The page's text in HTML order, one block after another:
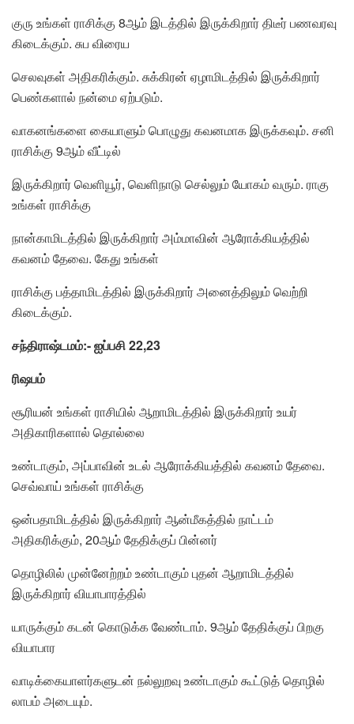
குரு உங்கள் ராசிக்கு 8ஆம் இடத்தில் இருக்கிறார் திடீர் பணவரவு
கிடைக்கும். சுப விரைய
செலவுகள் அதிகரிக்கும். சுக்கிரன் ஏழாமிடத்தில் இருக்கிறார்
பெண்களால் நன்மை ஏற்படும்.
வாகனங்களை கையாளும் பொழுது கவனமாக இருக்கவும். சனி
ராசிக்கு 9ஆம் வீட்டில்
இருக்கிறார் வெளியூர், வெளிநாடு செல்லும் யோகம் வரும். ராகு
உங்கள் ராசிக்கு
நான்காமிடத்தில் இருக்கிறார் அம்மாவின் ஆரோக்கியத்தில்
கவனம் தேவை. கேது உங்கள்
ராசிக்கு பத்தாமிடத்தில் இருக்கிறார் அனைத்திலும் வெற்றி
கிடைக்கும்.
சந்திராஷ்டமம்:- ஐப்பசி 22,23
ரிஷபம்
சூரியன் உங்கள் ராசியில் ஆறாமிடத்தில் இருக்கிறார் உயர்
அதிகாரிகளால் தொல்லை
உண்டாகும், அப்பாவின் உடல் ஆரோக்கியத்தில் கவனம் தேவை.
செவ்வாய் உங்கள் ராசிக்கு
ஒன்பதாமிடத்தில் இருக்கிறார் ஆன்மீகத்தில் நாட்டம்
அதிகரிக்கும், 20ஆம் தேதிக்குப் பின்னர்
தொழிலில் முன்னேற்றம் உண்டாகும் புதன் ஆறாமிடத்தில்
இருக்கிறார் வியாபாரத்தில்
யாருக்கும் கடன் கொடுக்க வேண்டாம். 9ஆம் தேதிக்குப் பிறகு
வியாபார
வாடிக்கையாளர்களுடன் நல்லுறவு உண்டாகும் கூட்டுத் தொழில்
லாபம் அடையும்.